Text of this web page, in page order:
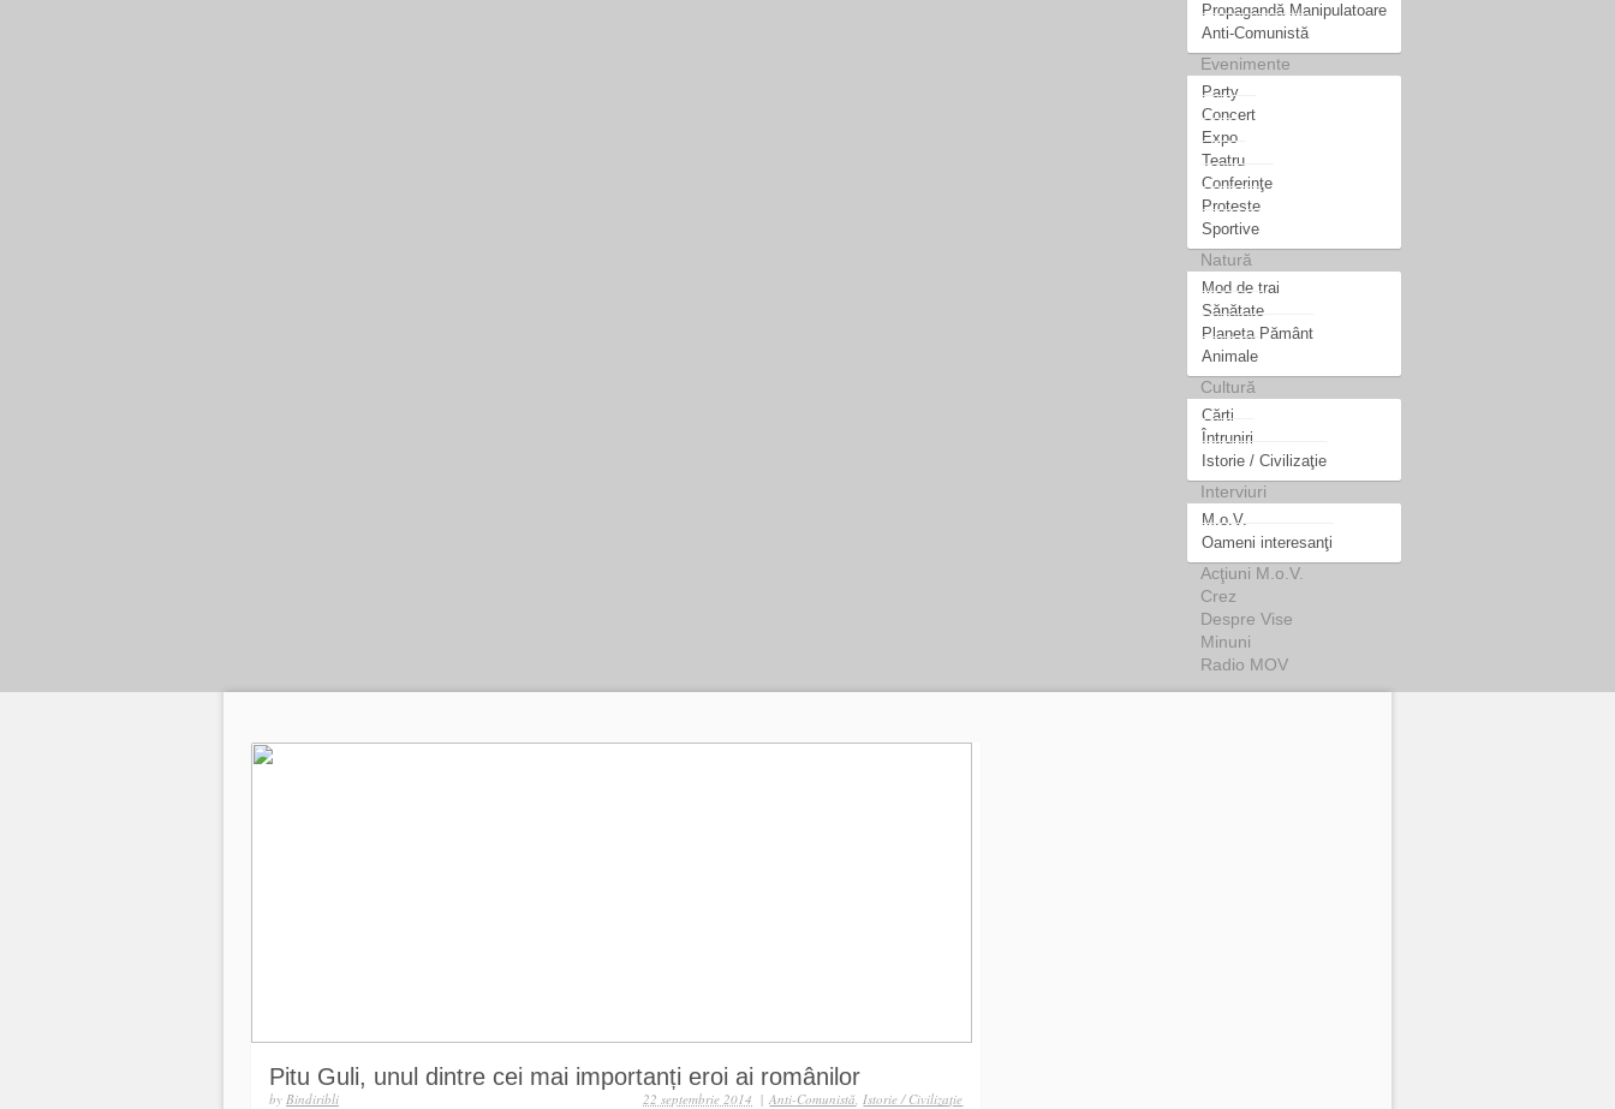
Propagandă Manipulatoare
Anti-Comunistă
Evenimente
Party
Concert
Expo
Teatru
Conferinţe
Proteste
Sportive
Natură
Mod de trai
Sănătate
Planeta Pământ
Animale
Cultură
Cărti
Întruniri
Istorie / Civilizaţie
Interviuri
M.o.V.
Oameni interesanţi
Acţiuni M.o.V.
Crez
Despre Vise
Minuni
Radio MOV
Pitu Guli, unul dintre cei mai importanți eroi ai românilor
by Bindiribli | Anti-Comunistă,Istorie / Civilizaţie
22 septembrie 2014